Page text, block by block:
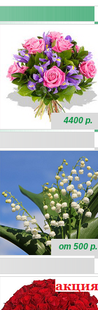
4400 р.
от 500 р.